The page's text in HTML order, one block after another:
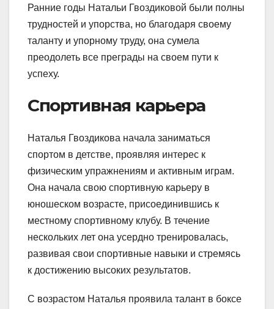
Ранние годы Натальи Гвоздиковой были полны
трудностей и упорства, но благодаря своему
таланту и упорному труду, она сумела
преодолеть все преграды на своем пути к
успеху.
Спортивная карьера
Наталья Гвоздикова начала заниматься
спортом в детстве, проявляя интерес к
физическим упражнениям и активным играм.
Она начала свою спортивную карьеру в
юношеском возрасте, присоединившись к
местному спортивному клубу. В течение
нескольких лет она усердно тренировалась,
развивая свои спортивные навыки и стремясь
к достижению высоких результатов.
С возрастом Наталья проявила талант в боксе